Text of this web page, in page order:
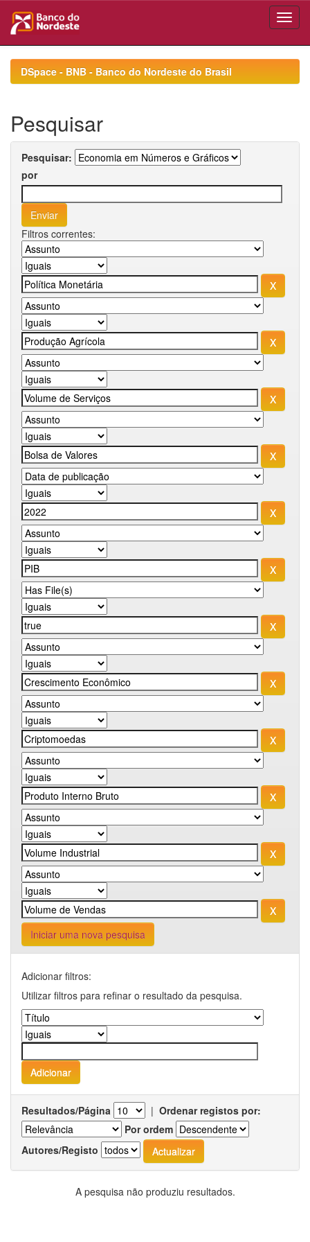
navigationDSpace - BNB - Banco do Nordeste do Brasil
Pesquisar
Pesquisar:
por
Filtros correntes:
Iniciar uma nova pesquisa
Adicionar filtros:
Utilizar filtros para refinar o resultado da pesquisa.
Resultados/Página | Ordenar registos por:
Por ordem
Autores/Registo
A pesquisa não produziu resultados.